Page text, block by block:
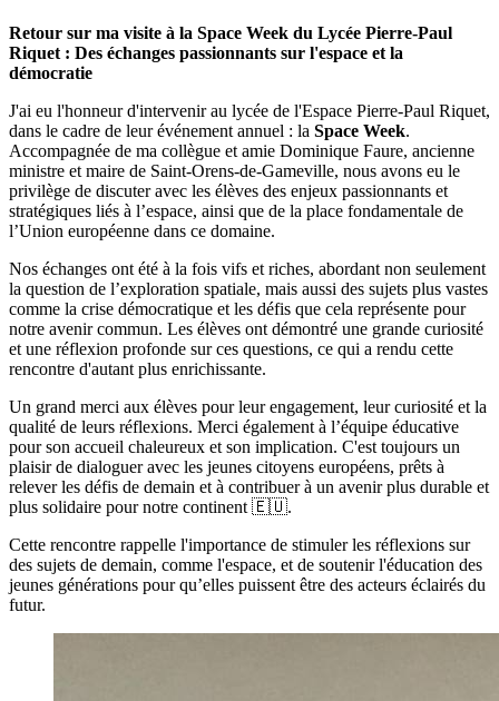
Retour sur ma visite à la Space Week du Lycée Pierre-Paul
Riquet : Des échanges passionnants sur l'espace et la
démocratie
J'ai eu l'honneur d'intervenir au lycée de l'Espace Pierre-Paul Riquet,
dans le cadre de leur événement annuel : la Space Week.
Accompagnée de ma collègue et amie Dominique Faure, ancienne
ministre et maire de Saint-Orens-de-Gameville, nous avons eu le
privilège de discuter avec les élèves des enjeux passionnants et
stratégiques liés à l’espace, ainsi que de la place fondamentale de
l’Union européenne dans ce domaine.
Nos échanges ont été à la fois vifs et riches, abordant non seulement
la question de l’exploration spatiale, mais aussi des sujets plus vastes
comme la crise démocratique et les défis que cela représente pour
notre avenir commun. Les élèves ont démontré une grande curiosité
et une réflexion profonde sur ces questions, ce qui a rendu cette
rencontre d'autant plus enrichissante.
Un grand merci aux élèves pour leur engagement, leur curiosité et la
qualité de leurs réflexions. Merci également à l’équipe éducative
pour son accueil chaleureux et son implication. C'est toujours un
plaisir de dialoguer avec les jeunes citoyens européens, prêts à
relever les défis de demain et à contribuer à un avenir plus durable et
plus solidaire pour notre continent 🇪🇺.
Cette rencontre rappelle l'importance de stimuler les réflexions sur
des sujets de demain, comme l'espace, et de soutenir l'éducation des
jeunes générations pour qu’elles puissent être des acteurs éclairés du
futur.